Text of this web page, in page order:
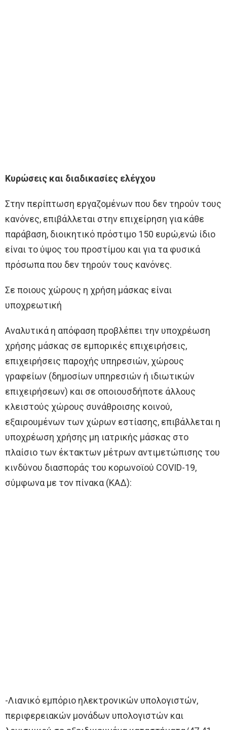
Κυρώσεις και διαδικασίες ελέγχου
Στην περίπτωση εργαζομένων που δεν τηρούν τους
κανόνες, επιβάλλεται στην επιχείρηση για κάθε
παράβαση, διοικητικό πρόστιμο 150 ευρώ,ενώ ίδιο
είναι το ύψος του προστίμου και για τα φυσικά
πρόσωπα που δεν τηρούν τους κανόνες.
Σε ποιους χώρους η χρήση μάσκας είναι
υποχρεωτική
Αναλυτικά η απόφαση προβλέπει την υποχρέωση
χρήσης μάσκας σε εμπορικές επιχειρήσεις,
επιχειρήσεις παροχής υπηρεσιών, χώρους
γραφείων (δημοσίων υπηρεσιών ή ιδιωτικών
επιχειρήσεων) και σε οποιουσδήποτε άλλους
κλειστούς χώρους συνάθροισης κοινού,
εξαιρουμένων των χώρων εστίασης, επιβάλλεται η
υποχρέωση χρήσης μη ιατρικής μάσκας στο
πλαίσιο των έκτακτων μέτρων αντιμετώπισης του
κινδύνου διασποράς του κορωνοϊού COVID-19,
σύμφωνα με τον πίνακα (ΚΑΔ):
-Λιανικό εμπόριο ηλεκτρονικών υπολογιστών,
περιφερειακών μονάδων υπολογιστών και